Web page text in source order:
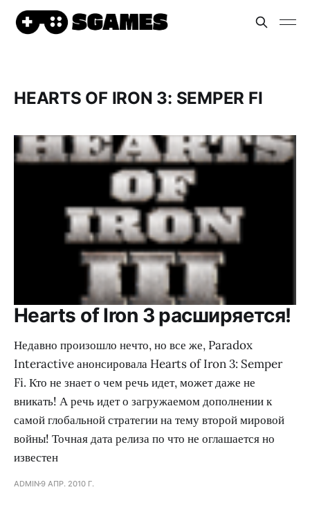
HEARTS OF IRON 3: SEMPER FI
Hearts of Iron 3 расширяется!
Недавно произошло нечто, но все же, Paradox
Interactive анонсировала Hearts of Iron 3: Semper
Fi. Кто не знает о чем речь идет, может даже не
вникать! А речь идет о загружаемом дополнении к
самой глобальной стратегии на тему второй мировой
войны! Точная дата релиза по что не оглашается но
известен
ADMIN9 АПР. 2010 Г.